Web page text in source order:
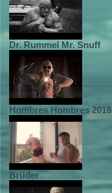
Dr. Rummel Mr. Snuff
Hombres Hombres 2018
Brüder